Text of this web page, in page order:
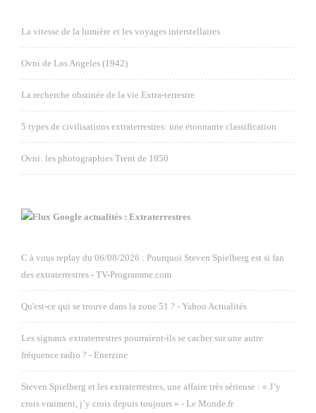
La vitesse de la lumière et les voyages interstellaires
Ovni de Los Angeles (1942)
La recherche obstinée de la vie Extra-terrestre
5 types de civilisations extraterrestres: une étonnante classification
Ovni: les photographies Trent de 1950
Google actualités : Extraterrestres
C à vous replay du 06/08/2026 : Pourquoi Steven Spielberg est si fan
des extraterrestres - TV-Programme.com
Qu'est-ce qui se trouve dans la zone 51 ? - Yahoo Actualités
Les signaux extraterrestres pourraient-ils se cacher sur une autre
fréquence radio ? - Enerzine
Steven Spielberg et les extraterrestres, une affaire très sérieuse : « J’y
crois vraiment, j’y crois depuis toujours » - Le Monde.fr